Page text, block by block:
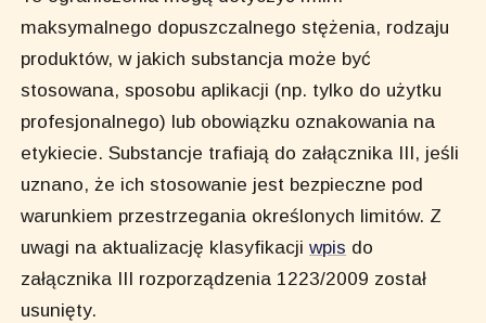
maksymalnego dopuszczalnego stężenia, rodzaju
produktów, w jakich substancja może być
stosowana, sposobu aplikacji (np. tylko do użytku
profesjonalnego) lub obowiązku oznakowania na
etykiecie. Substancje trafiają do załącznika III, jeśli
uznano, że ich stosowanie jest bezpieczne pod
warunkiem przestrzegania określonych limitów. Z
uwagi na aktualizację klasyfikacjiwpis do
załącznika III rozporządzenia 1223/2009 został
usunięty.